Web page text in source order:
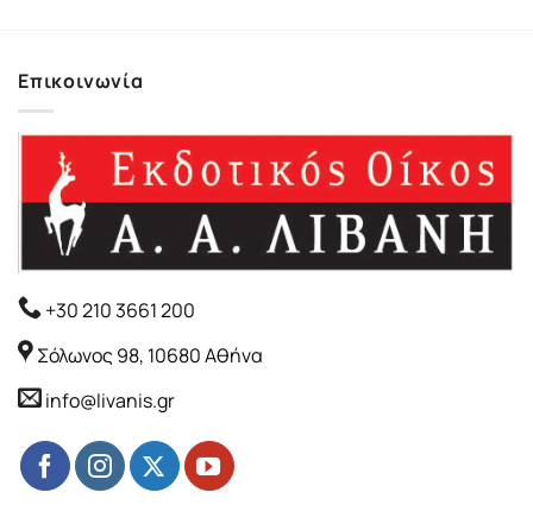
Επικοινωνία
+30 210 3661 200
Σόλωνος 98, 10680 Αθήνα
info@livanis.gr